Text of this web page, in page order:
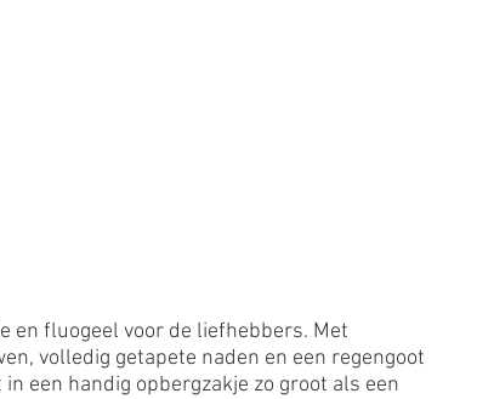
en fluogeel voor de liefhebbers. Met
volledig getapete naden en een regengoot
een handig opbergzakje zo groot als een